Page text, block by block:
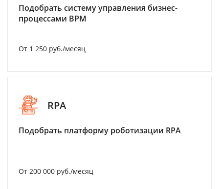
Подобрать систему управления бизнес-
процессами BPM
От 1 250 руб./месяц
RPA
Подобрать платформу роботизации RPA
От 200 000 руб./месяц